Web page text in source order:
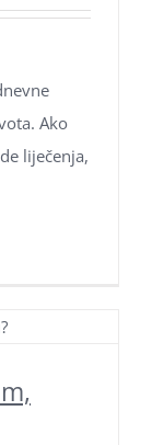
Ako
liječenja,